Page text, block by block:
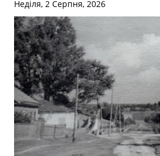
Неділя, 2 Серпня, 2026